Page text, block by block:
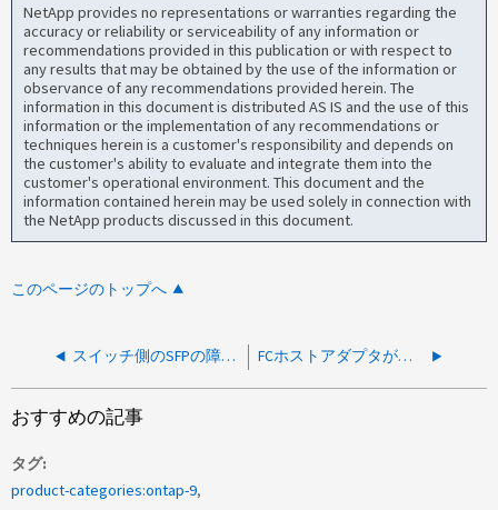
NetApp provides no representations or warranties regarding the
accuracy or reliability or serviceability of any information or
recommendations provided in this publication or with respect to
any results that may be obtained by the use of the information or
observance of any recommendations provided herein. The
information in this document is distributed AS IS and the use of this
information or the implementation of any recommendations or
techniques herein is a customer's responsibility and depends on
the customer's ability to evaluate and integrate them into the
customer's operational environment. This document and the
information contained herein may be used solely in connection with
the NetApp products discussed in this document.
このページのトップへ
スイッチ側のSFPの障害が原因でFCPターゲットアダプタのリンクが切断されたことを示しています FCホストアダプタがオフラインになる
おすすめの記事
タグ
product-categories:ontap-9